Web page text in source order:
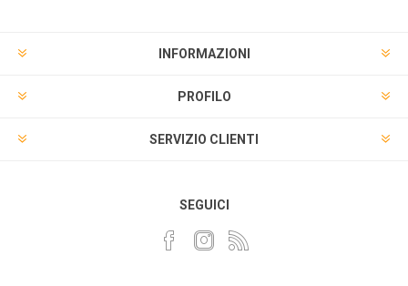
INFORMAZIONI
PROFILO
SERVIZIO CLIENTI
SEGUICI